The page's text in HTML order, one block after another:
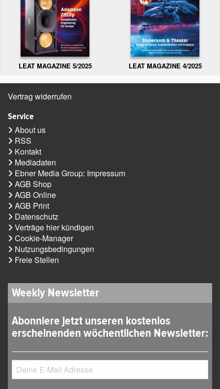
LEAT MAGAZINE 5/2025 LEAT MAGAZINE 4/2025
Vertrag widerrufen
Service
About us
RSS
Kontakt
Mediadaten
Ebner Media Group: Impressum
AGB Shop
AGB Online
AGB Print
Datenschutz
Verträge hier kündigen
Cookie-Manager
Nutzungsbedingungen
Freie Stellen
Weekly Newsletter
Abonniere jetzt unseren kostenlos
erscheinenden wöchentlichen Newsletter: